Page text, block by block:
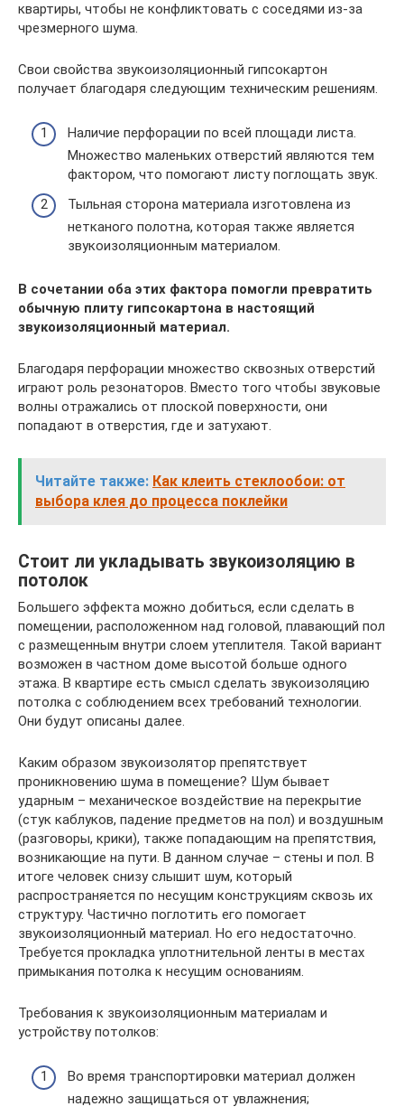
квартиры, чтобы не конфликтовать с соседями из-за
чрезмерного шума.
Свои свойства звукоизоляционный гипсокартон
получает благодаря следующим техническим решениям.
Наличие перфорации по всей площади листа.
Множество маленьких отверстий являются тем
фактором, что помогают листу поглощать звук.
Тыльная сторона материала изготовлена из
нетканого полотна, которая также является
звукоизоляционным материалом.
В сочетании оба этих фактора помогли превратить
обычную плиту гипсокартона в настоящий
звукоизоляционный материал.
Благодаря перфорации множество сквозных отверстий
играют роль резонаторов. Вместо того чтобы звуковые
волны отражались от плоской поверхности, они
попадают в отверстия, где и затухают.
Читайте также: Как клеить стеклообои: от
выбора клея до процесса поклейки
Стоит ли укладывать звукоизоляцию в
потолок
Большего эффекта можно добиться, если сделать в
помещении, расположенном над головой, плавающий пол
с размещенным внутри слоем утеплителя. Такой вариант
возможен в частном доме высотой больше одного
этажа. В квартире есть смысл сделать звукоизоляцию
потолка с соблюдением всех требований технологии.
Они будут описаны далее.
Каким образом звукоизолятор препятствует
проникновению шума в помещение? Шум бывает
ударным – механическое воздействие на перекрытие
(стук каблуков, падение предметов на пол) и воздушным
(разговоры, крики), также попадающим на препятствия,
возникающие на пути. В данном случае – стены и пол. В
итоге человек снизу слышит шум, который
распространяется по несущим конструкциям сквозь их
структуру. Частично поглотить его помогает
звукоизоляционный материал. Но его недостаточно.
Требуется прокладка уплотнительной ленты в местах
примыкания потолка к несущим основаниям.
Требования к звукоизоляционным материалам и
устройству потолков:
Во время транспортировки материал должен
надежно защищаться от увлажнения;